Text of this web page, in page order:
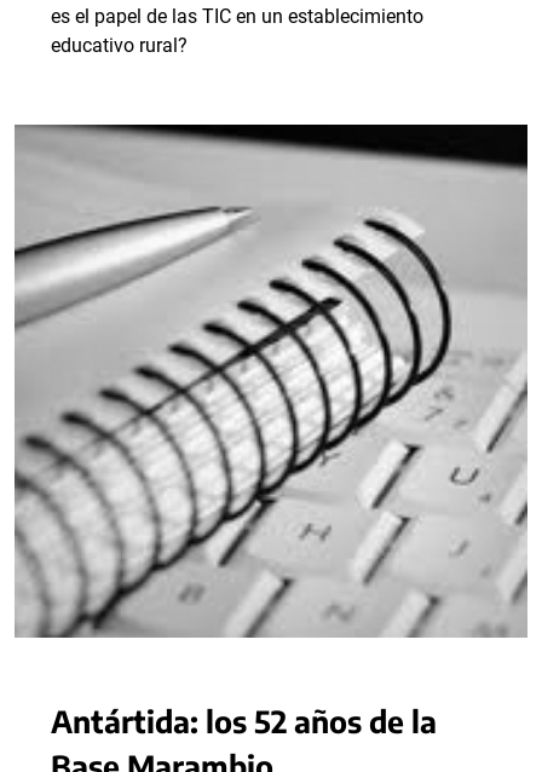
es el papel de las TIC en un establecimiento
educativo rural?
Antártida: los 52 años de la